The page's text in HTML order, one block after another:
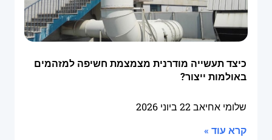
כיצד תעשייה מודרנית מצמצמת חשיפה למזהמים
באולמות ייצור?
שלומי אחיאב22 ביוני 2026
קרא עוד »